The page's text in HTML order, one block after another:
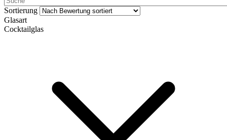
Sortierung
Glasart
Cocktailglas